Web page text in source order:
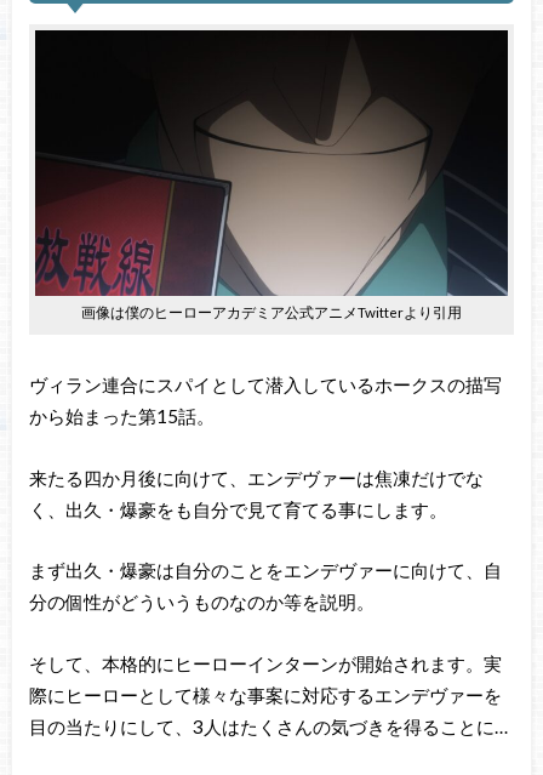
画像は僕のヒーローアカデミア公式アニメTwitterより引用
ヴィラン連合にスパイとして潜入しているホークスの描写
から始まった第15話。
来たる四か月後に向けて、エンデヴァーは焦凍だけでな
く、出久・爆豪をも自分で見て育てる事にします。
まず出久・爆豪は自分のことをエンデヴァーに向けて、自
分の個性がどういうものなのか等を説明。
そして、本格的にヒーローインターンが開始されます。実
際にヒーローとして様々な事案に対応するエンデヴァーを
目の当たりにして、3人はたくさんの気づきを得ることに…